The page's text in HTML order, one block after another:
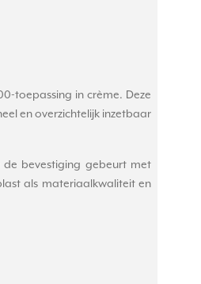
toepassing in crème. Deze
en overzichtelijk inzetbaar
de bevestiging gebeurt met
als materiaalkwaliteit en